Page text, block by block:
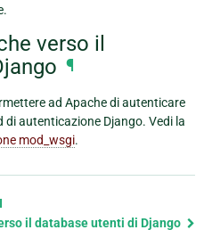
verso il
¶
ad Apache di autenticare
autenticazione Django. Vedi la
mod_wsgi.
il database utenti di Django